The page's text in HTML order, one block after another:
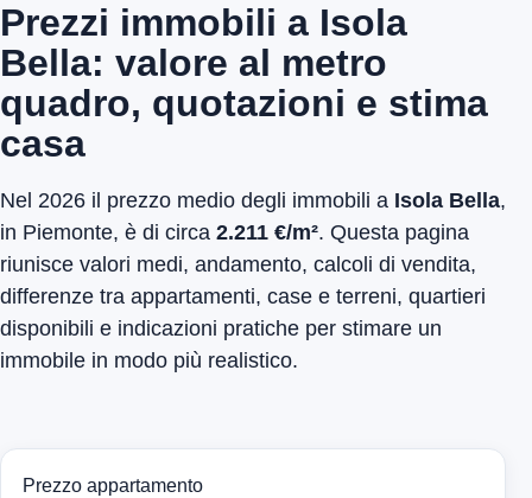
Prezzi immobili a Isola
Bella: valore al metro
quadro, quotazioni e stima
casa
Nel 2026 il prezzo medio degli immobili a Isola Bella,
in Piemonte, è di circa 2.211 €/m². Questa pagina
riunisce valori medi, andamento, calcoli di vendita,
differenze tra appartamenti, case e terreni, quartieri
disponibili e indicazioni pratiche per stimare un
immobile in modo più realistico.
Prezzo appartamento